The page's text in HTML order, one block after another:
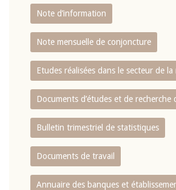
Note d’information
Note mensuelle de conjoncture
Etudes réalisées dans le secteur de
Documents d’études et de recherche
Bulletin trimestriel de statistiques
Documents de travail
Annuaire des banques et